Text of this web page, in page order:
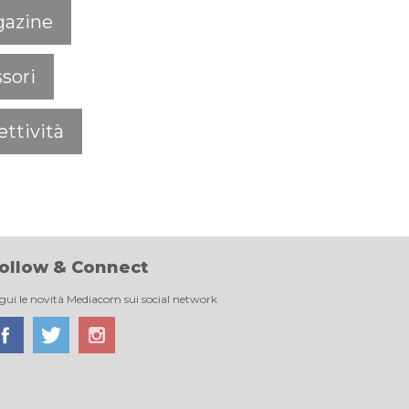
& Connect
le novità Mediacom sui social network